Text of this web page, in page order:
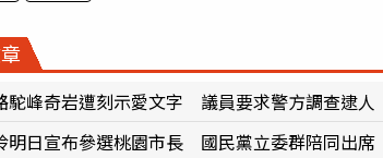
駝峰奇岩遭刻示愛文字 議員要求警方調查逮人
明日宣布參選桃園市長 國民黨立委群陪同出席